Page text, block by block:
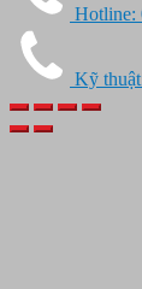
Hotline:
Kỹ